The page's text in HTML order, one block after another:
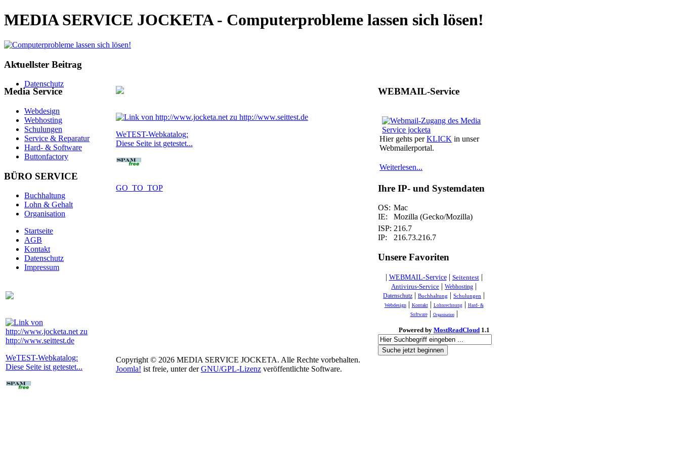
MEDIA SERVICE JOCKETA - Computerprobleme lassen sich lösen!
Aktuellster Beitrag
Datenschutz
WeTEST-Webkatalog:
Diese Seite ist getestet...
GO_TO_TOP
Media Service
Webdesign
Webhosting
Schulungen
Service & Reparatur
Hard- & Software
Buttonfactory
BÜRO SERVICE
Buchhaltung
Lohn & Gehalt
Organisation
Startseite
AGB
Kontakt
Datenschutz
Impressum
WeTEST-Webkatalog:
Diese Seite ist getestet...
WEBMAIL-Service
Hier gehts perKLICK in unser
Webmailerportal.
Weiterlesen...
Ihre IP- und Systemdaten
OS: Mac
IE:
Mozilla (Gecko/Mozilla)
ISP: 216.7
IP:
216.73.216.7
Unsere Favoriten
| WEBMAIL-Service| Seitentest|
Antivirus-Service |Webhosting |
Datenschutz |Buchhaltung |Schulungen |
Webdesign| Kontakt| Lohnrechnung | Hard- &
Software| Organisation|
Powered by MostReadCloud 1.1
Copyright © 2026 MEDIA SERVICE JOCKETA. Alle Rechte vorbehalten.
Joomla! ist freie, unter derGNU/GPL-Lizenzveröffentlichte Software.